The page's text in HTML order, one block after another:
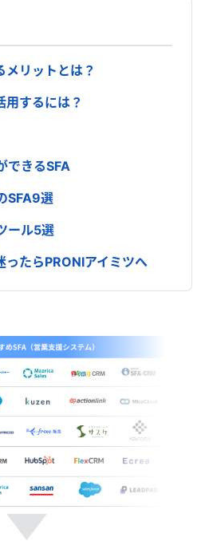
メリットとは？
用するには？
できるSFA
SFA9選
ール5選
ったらPRONIアイミツへ